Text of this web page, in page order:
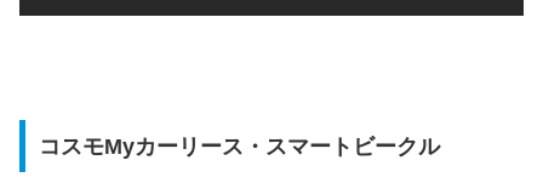
コスモMyカーリース・スマートビークル